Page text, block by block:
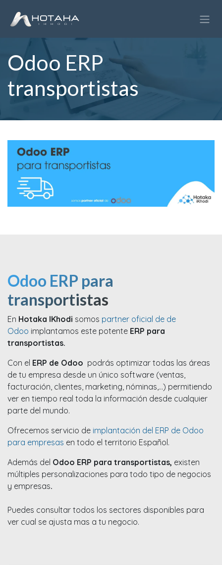
Odoo ERP
transportistas
Odoo ERP para
transportistas
En Hotaka IKhodi somos partner oficial de de
Odoo implantamos este potente ERP para
transportistas.
Con el ERP de Odoo podrás optimizar todas las áreas
de tu empresa desde un único software (ventas,
facturación, clientes, marketing, nóminas,...) permitiendo
ver en tiempo real toda la información desde cualquier
parte del mundo.
Ofrecemos servicio de implantación del ERP de Odoo
para empresas en todo el territorio Español.
Además del Odoo ERP para transportistas, existen
múltiples personalizaciones para todo tipo de negocios
y empresas.
Puedes consultar todos los sectores disponibles para
ver cual se ajusta mas a tu negocio.